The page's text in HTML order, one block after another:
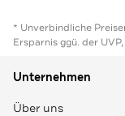
* Unverbindliche
Ersparnis ggü. der
Unternehmen
Über uns